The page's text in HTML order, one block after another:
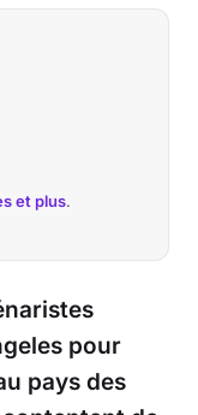
et plus.
pour
pays des